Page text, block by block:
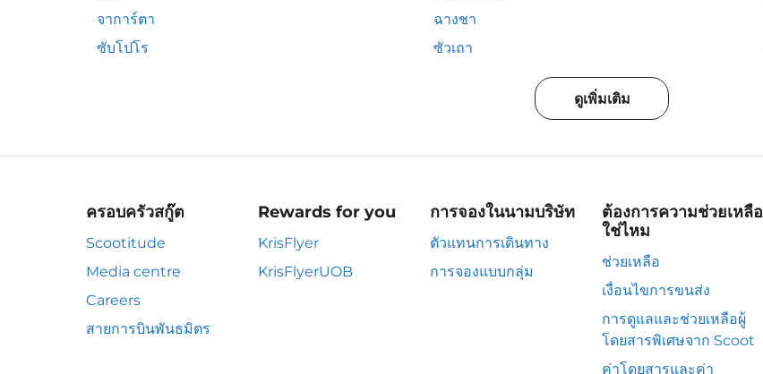
จาการ์ตา
ฉางชา
ซับโปโร
ซัวเถา
ดูเพิ่มเติม
ครอบครัวสกู๊ต
Scootitude
Media centre
Careers
สายการบินพันธมิตร
Rewards for you
KrisFlyer
KrisFlyerUOB
การจองในนามบริษัท
ตัวแทนการเดินทาง
การจองแบบกลุ่ม
ต้องการความช่วยเหลือ
ใช่ไหม
ช่วยเหลือ
เงื่อนไขการขนส่ง
การดูแลและช่วยเหลือผู้
โดยสารพิเศษจาก Scoot
ค่าโดยสารและค่า